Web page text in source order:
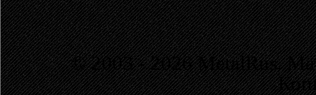
© 2003 - 2026 MetalRus.